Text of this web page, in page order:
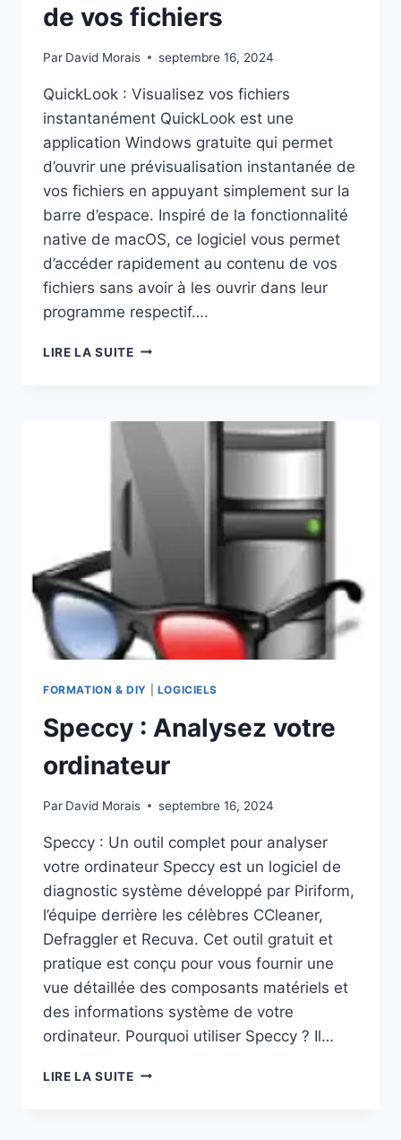
de vos fichiers
Par David Morais septembre 16, 2024
QuickLook : Visualisez vos fichiers
instantanément QuickLook est une
application Windows gratuite qui permet
d’ouvrir une prévisualisation instantanée de
vos fichiers en appuyant simplement sur la
barre d’espace. Inspiré de la fonctionnalité
native de macOS, ce logiciel vous permet
d’accéder rapidement au contenu de vos
fichiers sans avoir à les ouvrir dans leur
programme respectif….
LIRE LA SUITEQUICKLOOK
DE
FICHIERS
FORMATION & DIY LOGICIELS
Speccy : Analysez votre
ordinateur
Par David Morais septembre 16, 2024
Speccy : Un outil complet pour analyser
votre ordinateur Speccy est un logiciel de
diagnostic système développé par Piriform,
l’équipe derrière les célèbres CCleaner,
Defraggler et Recuva. Cet outil gratuit et
pratique est conçu pour vous fournir une
vue détaillée des composants matériels et
des informations système de votre
ordinateur. Pourquoi utiliser Speccy ? Il…
LIRE LA SUITESPECCY